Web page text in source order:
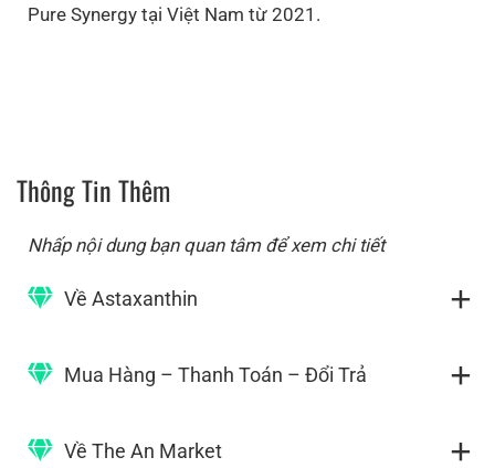
Pure Synergy tại Việt Nam từ 2021.
Thông Tin Thêm
Nhấp nội dung bạn quan tâm để xem chi tiết
Về Astaxanthin
Mua Hàng – Thanh Toán – Đổi Trả
Về The An Market